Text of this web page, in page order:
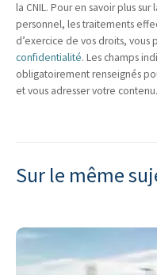
la CNIL. Pour en savoir plus
personnel, les traitements
d’exercice de vos droits, vous
confidentialité. Les champs
obligatoirement renseignés
et vous adresser votre contenu.
Sur le même